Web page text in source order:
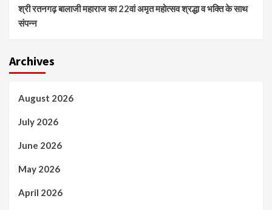
श्री रतनगढ़ बालाजी महाराज का 22वां अमृत महोत्सव श्रद्धा व भक्ति के साथ
संपन्न
Archives
August 2026
July 2026
June 2026
May 2026
April 2026